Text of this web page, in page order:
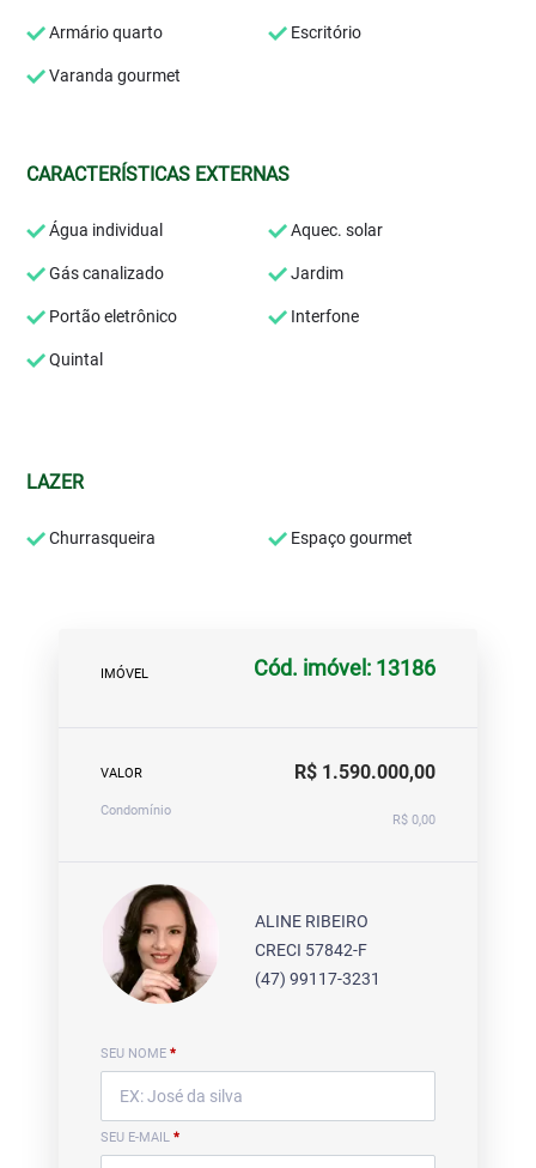
Armário quarto Escritório
Varanda gourmet
CARACTERÍSTICAS EXTERNAS
Água individual Aquec. solar
Gás canalizado Jardim
Portão eletrônico Interfone
Quintal
LAZER
Churrasqueira Espaço gourmet
IMÓVEL Cód. imóvel: 13186
VALOR R$ 1.590.000,00
Condomínio
R$ 0,00
ALINE RIBEIRO
CRECI 57842-F
(47) 99117-3231
SEU NOME *
SEU E-MAIL *